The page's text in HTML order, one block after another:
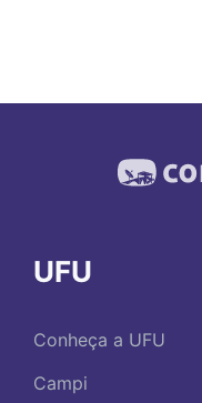
UFU
Conheça a UFU
Campi